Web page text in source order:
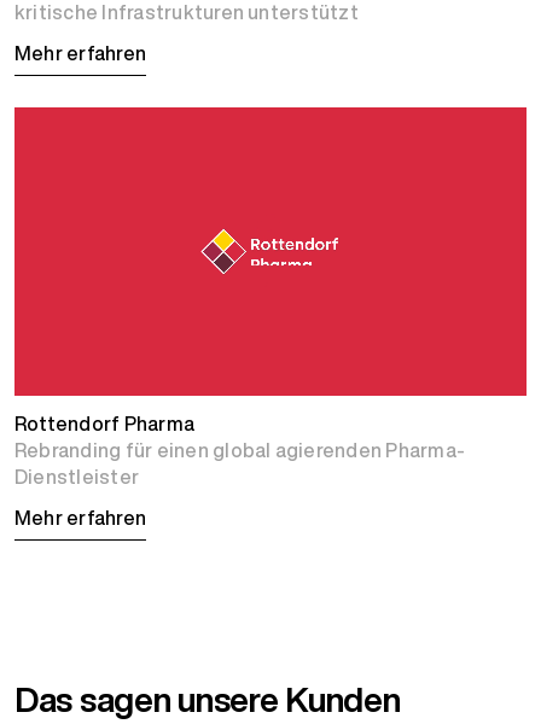
kritische Infrastrukturen unterstützt
Mehr erfahren
Rottendorf Pharma
Rebranding für einen global agierenden Pharma-
Dienstleister
Mehr erfahren
Das sagen unsere Kunden